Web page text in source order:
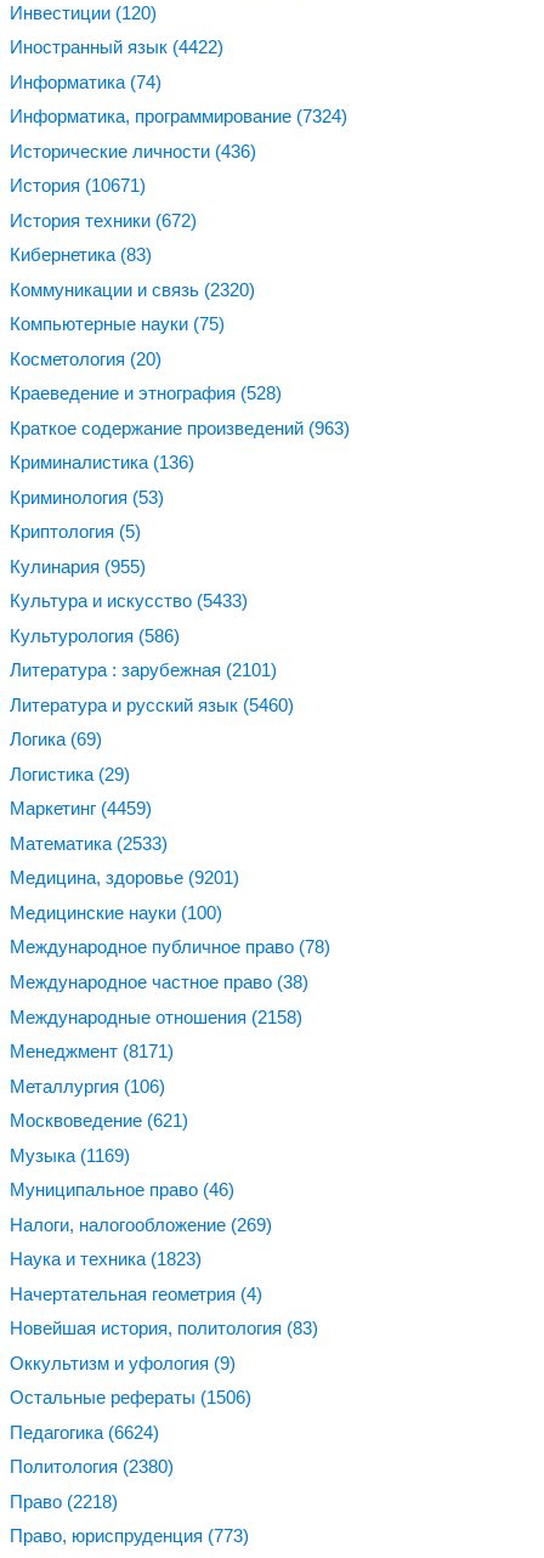
Инвестиции (120)
Иностранный язык (4422)
Информатика (74)
Информатика, программирование (7324)
Исторические личности (436)
История (10671)
История техники (672)
Кибернетика (83)
Коммуникации и связь (2320)
Компьютерные науки (75)
Косметология (20)
Краеведение и этнография (528)
Краткое содержание произведений (963)
Криминалистика (136)
Криминология (53)
Криптология (5)
Кулинария (955)
Культура и искусство (5433)
Культурология (586)
Литература : зарубежная (2101)
Литература и русский язык (5460)
Логика (69)
Логистика (29)
Маркетинг (4459)
Математика (2533)
Медицина, здоровье (9201)
Медицинские науки (100)
Международное публичное право (78)
Международное частное право (38)
Международные отношения (2158)
Менеджмент (8171)
Металлургия (106)
Москвоведение (621)
Музыка (1169)
Муниципальное право (46)
Налоги, налогообложение (269)
Наука и техника (1823)
Начертательная геометрия (4)
Новейшая история, политология (83)
Оккультизм и уфология (9)
Остальные рефераты (1506)
Педагогика (6624)
Политология (2380)
Право (2218)
Право, юриспруденция (773)